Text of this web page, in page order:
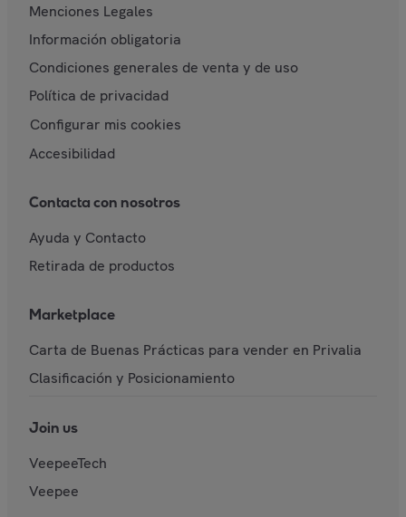
Menciones Legales
Información obligatoria
Condiciones generales de venta y de uso
Política de privacidad
Configurar mis cookies
Accesibilidad
Contacta con nosotros
Ayuda y Contacto
Retirada de productos
Marketplace
Carta de Buenas Prácticas para vender en Privalia
Clasificación y Posicionamiento
Join us
VeepeeTech
Veepee